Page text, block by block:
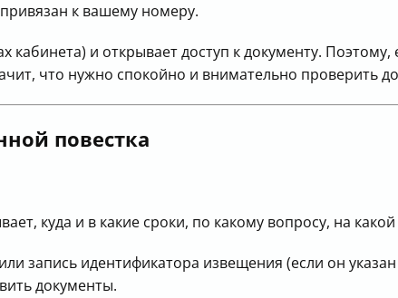
к вашему номеру.
и открывает доступ к документу.
что нужно спокойно и внимательно проверить
повестка
куда и в какие сроки, по какому вопросу, на какой
запись идентификатора извещения (если он указан
документы.